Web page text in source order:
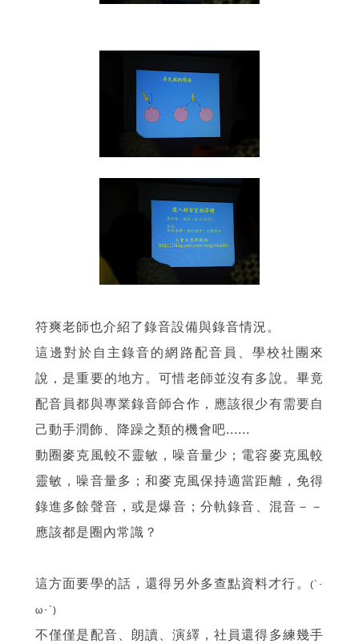
符爽老師也介紹了錄音設備與錄音情況。
這邊對於自主錄音的網路配音員、學校社團來
說，是重要的地方。可惜老師並沒有多說。畢竟
配音員都與專業錄音師合作，應該很少有需要自
己動手潤飾、降躁之類的機會吧......
動圈麥克風較不靈敏，噪音量少；電容麥克風較
靈敏，噪音量多；和麥克風保持適當距離，免得
錄進多餘聲音，或是爆音；分軌錄音、混音－－
應該都是圈內常識？
這方面要學的話，還得另外多查點資料才行。 (´･
ω･`)
不僅僅是配音、朗讀、演繹，社員還得多練幾手